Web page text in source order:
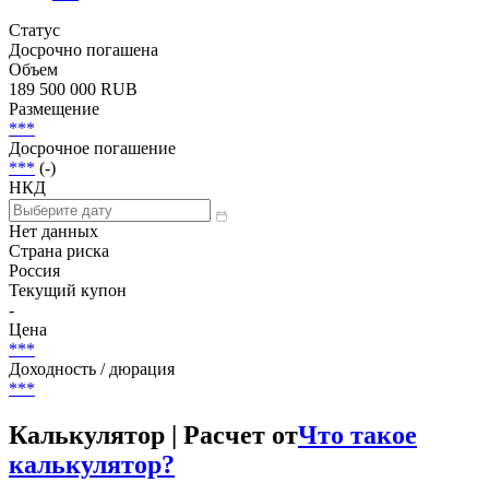
АКРА
|***
***
Статус
Досрочно погашена
Объем
189 500 000 RUB
Размещение
***
Досрочное погашение
*** (-)
НКД
Страна риска
Россия
Текущий купон
-
***
Доходность / дюрация
***